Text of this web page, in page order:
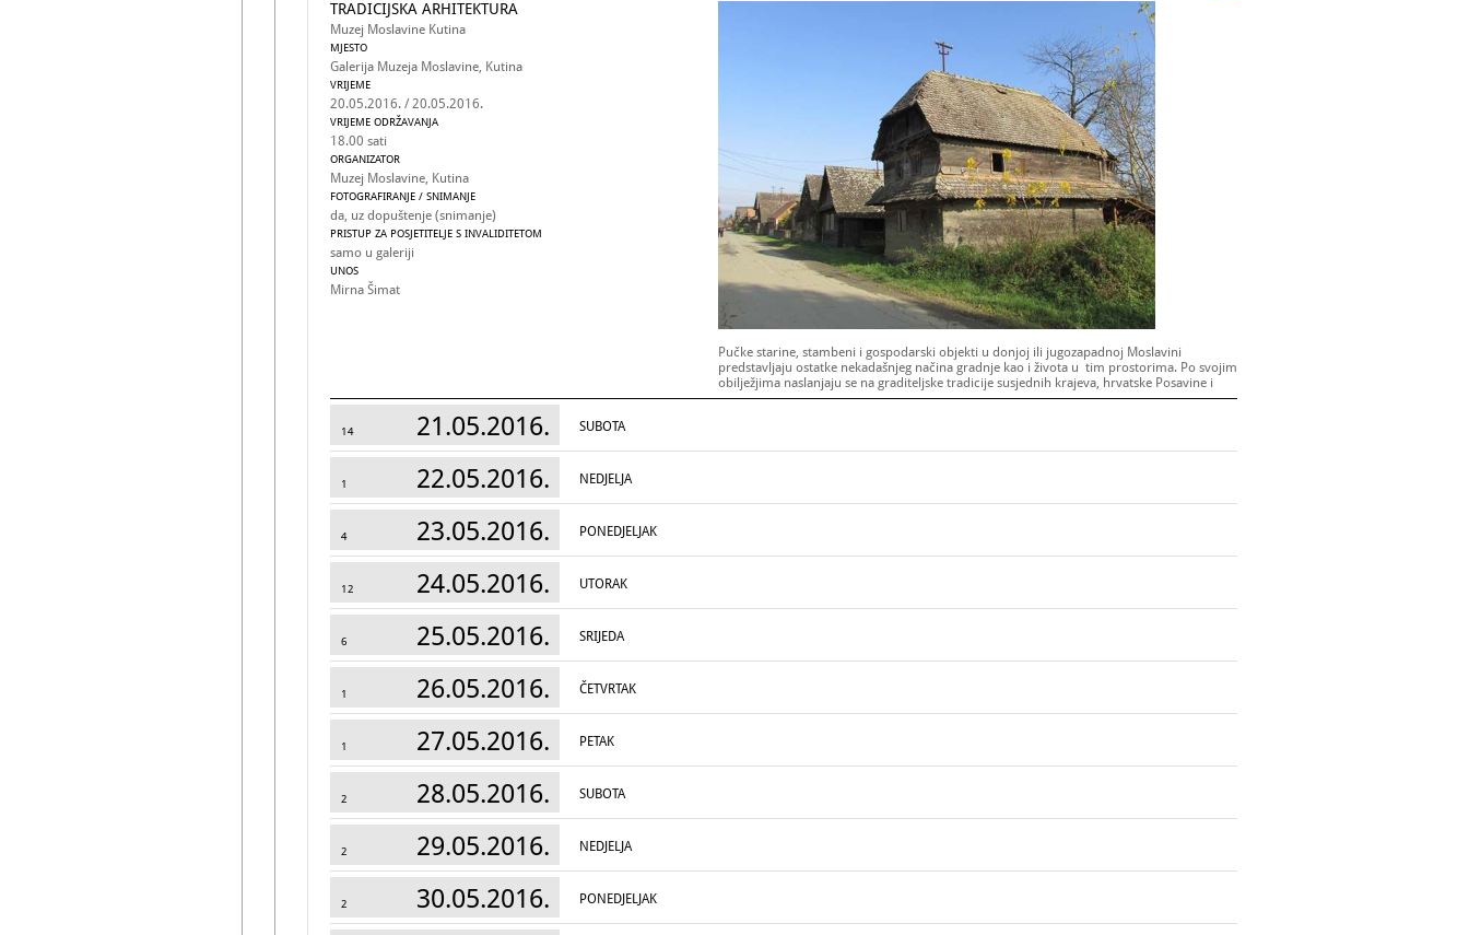
TRADICIJSKA ARHITEKTURA
Muzej Moslavine Kutina
MJESTO
Galerija Muzeja Moslavine, Kutina
VRIJEME
20.05.2016. / 20.05.2016.
VRIJEME ODRŽAVANJA
18.00 sati
ORGANIZATOR
Muzej Moslavine, Kutina
FOTOGRAFIRANJE / SNIMANJE
da, uz dopuštenje (snimanje)
PRISTUP ZA POSJETITELJE S INVALIDITETOM
samo u galeriji
UNOS
Mirna Šimat
Pučke starine, stambeni i gospodarski objekti u donjoj ili jugozapadnoj Moslavini
predstavljaju ostatke nekadašnjeg načina gradnje kao i života u tim prostorima. Po svojim
obilježjima naslanjaju se na graditeljske tradicije susjednih krajeva, hrvatske Posavine i
Turopolja. Priprosti su to prostori izgrađeni u dosluhu sa okolišom, bez laži i patetike i
osobnim slikama, uspomenama iz prošlosti na zidu iznad njega i drugo, zemljana peć,
dojučerašnje obilježje odlaskom seoskog stanovništva u gradove kao i naglim razvojem
14 21.05.2016. SUBOTA
1 22.05.2016. NEDJELJA
4 23.05.2016. PONEDJELJAK
12 24.05.2016. UTORAK
6 25.05.2016. SRIJEDA
1 26.05.2016. ČETVRTAK
1 27.05.2016. PETAK
2 28.05.2016. SUBOTA
2 29.05.2016. NEDJELJA
2 30.05.2016. PONEDJELJAK